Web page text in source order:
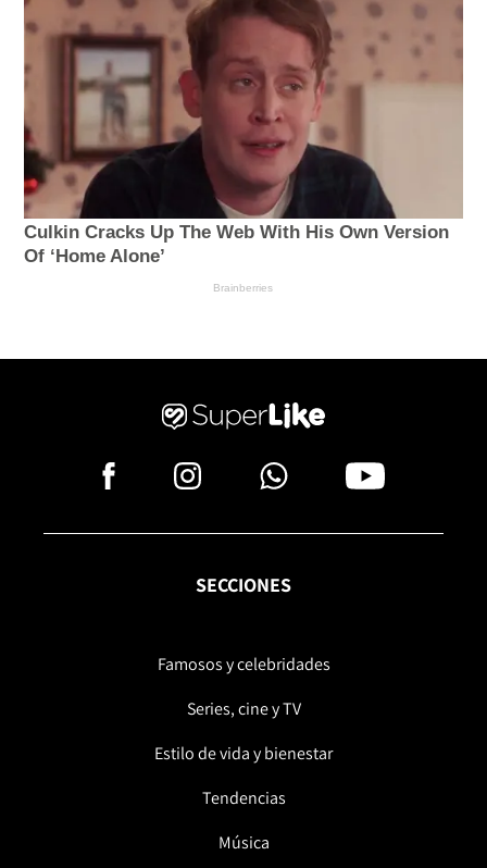
SECCIONES
Famosos y celebridades
Series, cine y TV
Estilo de vida y bienestar
Tendencias
Música